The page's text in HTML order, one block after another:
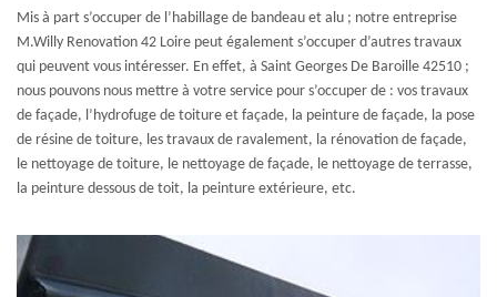
Mis à part s’occuper de l’habillage de bandeau et alu ; notre entreprise
M.Willy Renovation 42 Loire peut également s’occuper d’autres travaux
qui peuvent vous intéresser. En effet, à Saint Georges De Baroille 42510 ;
nous pouvons nous mettre à votre service pour s’occuper de : vos travaux
de façade, l’hydrofuge de toiture et façade, la peinture de façade, la pose
de résine de toiture, les travaux de ravalement, la rénovation de façade,
le nettoyage de toiture, le nettoyage de façade, le nettoyage de terrasse,
la peinture dessous de toit, la peinture extérieure, etc.